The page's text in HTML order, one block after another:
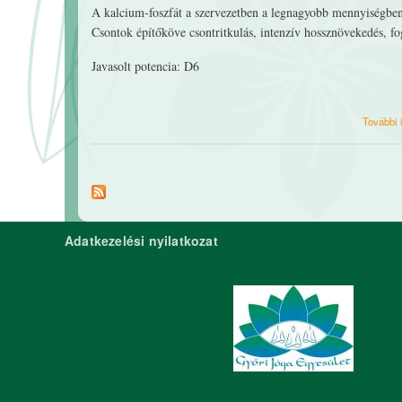
A kalcium-foszfát a szervezetben a legnagyobb
Csontok építőköve csontritkulás, intenzív hossznövekedés,
Javasolt potencia: D6
További
Adatkezelési nyilatkozat